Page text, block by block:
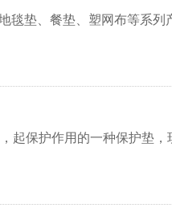
垫、餐垫、塑网布等系列
保护作用的一种保护垫，